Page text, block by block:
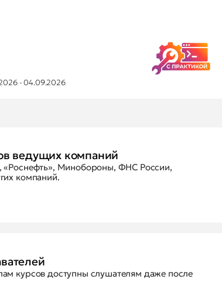
- 04.09.2026
ведущих компаний
«Роснефть», Минобороны, ФНС России,
компаний.
курсов доступны слушателям даже после